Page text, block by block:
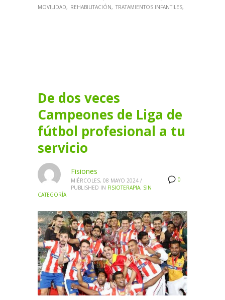
MOVILIDAD
REHABILITACIÓN TRATAMIENTOS INFANTILES
De dos veces
Campeones de Liga de
fútbol profesional a tu
servicio
0
Fisiones
MIÉRCOLES, 08 MAYO 2024 /
PUBLISHED IN FISIOTERAPIA, SIN
CATEGORÍA